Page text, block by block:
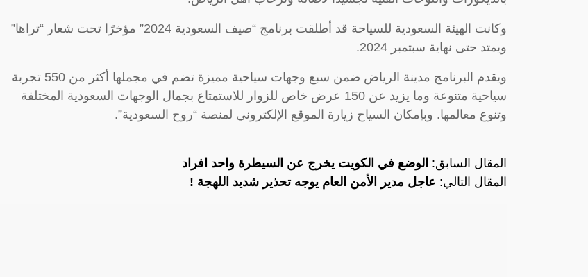
وكانت الهيئة السعودية للسياحة قد أطلقت برنامج “صيف السعودية 2024” مؤخرًا تحت شعار “تراها”
ويمتد حتى نهاية سبتمبر 2024.
ويقدم البرنامج مدينة الرياض ضمن سبع وجهات سياحية مميزة تضم في مجملها أكثر من 550 تجربة
سياحية متنوعة وما يزيد عن 150 عرض خاص للزوار للاستمتاع بجمال الوجهات السعودية المختلفة
وتنوع معالمها. وبإمكان السياح زيارة الموقع الإلكتروني لمنصة “روح السعودية”.
المقال السابق: الوضع في الكويت يخرج عن السيطرة واحد افراد
المقال التالي: عاجل مدير الأمن العام يوجه تحذير شديد اللهجة !